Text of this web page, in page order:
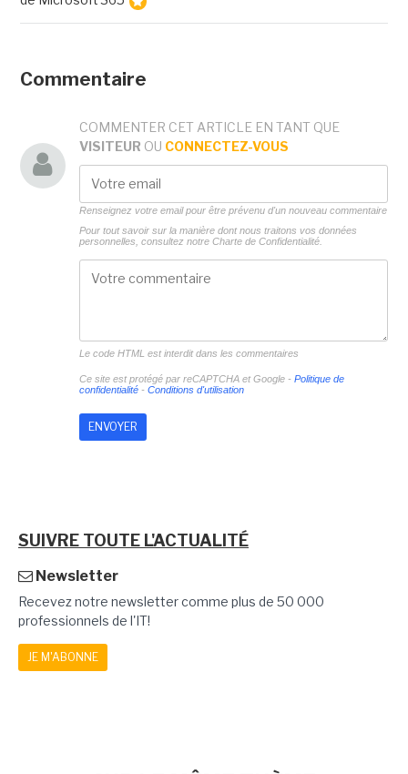
Commentaire
COMMENTER CET ARTICLE EN TANT QUE
VISITEUR OU CONNECTEZ-VOUS
Renseignez votre email pour être prévenu d'un nouveau commentaire
Pour tout savoir sur la manière dont nous traitons vos données
personnelles, consultez notre Charte de Confidentialité.
Le code HTML est interdit dans les commentaires
Ce site est protégé par reCAPTCHA et Google - Politique de
confidentialité- Conditions d'utilisation
SUIVRE TOUTE L'ACTUALITÉ
Newsletter
Recevez notre newsletter comme plus de 50 000
professionnels de l'IT!
JE M'ABONNE